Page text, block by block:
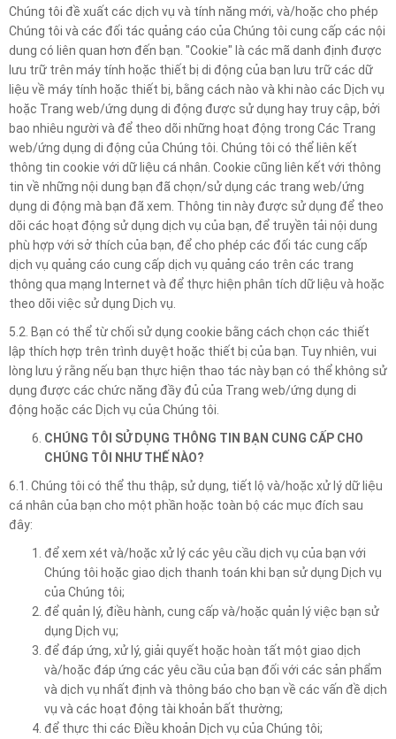
Chúng tôi đề xuất các dịch vụ và tính năng mới, và/hoặc cho phép
Chúng tôi và các đối tác quảng cáo của Chúng tôi cung cấp các nội
dung có liên quan hơn đến bạn. "Cookie" là các mã danh định được
lưu trữ trên máy tính hoặc thiết bị di động của bạn lưu trữ các dữ
liệu về máy tính hoặc thiết bị, bằng cách nào và khi nào các Dịch vụ
hoặc Trang web/ứng dụng di động được sử dụng hay truy cập, bởi
bao nhiêu người và để theo dõi những hoạt động trong Các Trang
web/ứng dụng di động của Chúng tôi. Chúng tôi có thể liên kết
thông tin cookie với dữ liệu cá nhân. Cookie cũng liên kết với thông
tin về những nội dung bạn đã chọn/sử dụng các trang web/ứng
dụng di động mà bạn đã xem. Thông tin này được sử dụng để theo
dõi các hoạt động sử dụng dịch vụ của bạn, để truyền tải nội dung
phù hợp với sở thích của bạn, để cho phép các đối tác cung cấp
dịch vụ quảng cáo cung cấp dịch vụ quảng cáo trên các trang
thông qua mạng Internet và để thực hiện phân tích dữ liệu và hoặc
theo dõi việc sử dụng Dịch vụ.
5.2. Bạn có thể từ chối sử dụng cookie bằng cách chọn các thiết
lập thích hợp trên trình duyệt hoặc thiết bị của bạn. Tuy nhiên, vui
lòng lưu ý rằng nếu bạn thực hiện thao tác này bạn có thể không sử
dụng được các chức năng đầy đủ của Trang web/ứng dụng di
động hoặc các Dịch vụ của Chúng tôi.
CHÚNG TÔI SỬ DỤNG THÔNG TIN BẠN CUNG CẤP CHO
CHÚNG TÔI NHƯ THẾ NÀO?
6.1. Chúng tôi có thể thu thập, sử dụng, tiết lộ và/hoặc xử lý dữ liệu
cá nhân của bạn cho một phần hoặc toàn bộ các mục đích sau
đây:
để xem xét và/hoặc xử lý các yêu cầu dịch vụ của bạn với
Chúng tôi hoặc giao dịch thanh toán khi bạn sử dụng Dịch vụ
của Chúng tôi;
để quản lý, điều hành, cung cấp và/hoặc quản lý việc bạn sử
dụng Dịch vụ;
để đáp ứng, xử lý, giải quyết hoặc hoàn tất một giao dịch
và/hoặc đáp ứng các yêu cầu của bạn đối với các sản phẩm
và dịch vụ nhất định và thông báo cho bạn về các vấn đề dịch
vụ và các hoạt động tài khoản bất thường;
để thực thi các Điều khoản Dịch vụ của Chúng tôi;